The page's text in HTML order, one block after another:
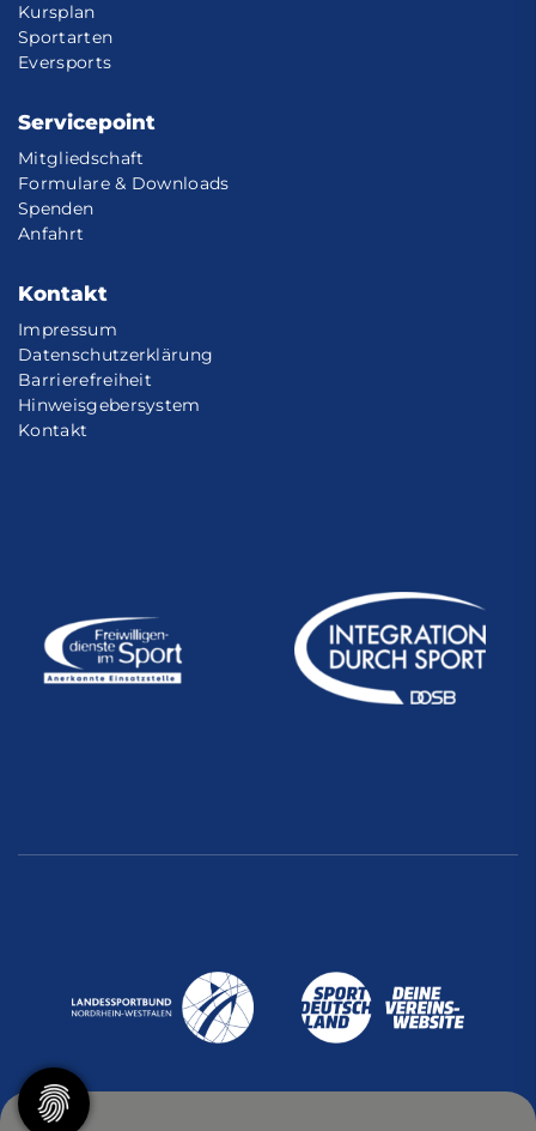
Kursplan
Sportarten
Eversports
Servicepoint
Mitgliedschaft
Formulare & Downloads
Spenden
Anfahrt
Kontakt
Impressum
Datenschutzerklärung
Barrierefreiheit
Hinweisgebersystem
Kontakt